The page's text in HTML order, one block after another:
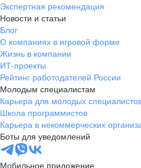
Экспертная рекомендация
Новости и статьи
Блог
О компаниях в игровой форме
Жизнь в компании
ИТ-проекты
Рейтинг работодателей России
Молодым специалистам
Карьера для молодых
Школа программистов
Карьера в некоммерческих
Боты для уведомлений
Мобильное приложение